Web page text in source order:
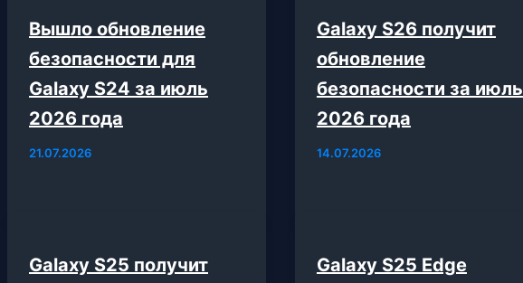
Вышло обновление
безопасности для
Galaxy S24 за июль
2026 года
21.07.2026
Galaxy S26 получит
обновление
безопасности за июль
2026 года
14.07.2026
Galaxy S25 получит
Galaxy S25 Edge